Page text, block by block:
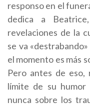
responso en el
dedica a
revelaciones de la
se va
el momento es más
Pero antes de eso,
límite de su
nunca sobre los